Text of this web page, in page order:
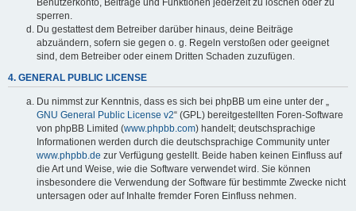
sperren.
Du gestattest dem Betreiber darüber hinaus, deine Beiträge
abzuändern, sofern sie gegen o. g. Regeln verstoßen oder geeignet
sind, dem Betreiber oder einem Dritten Schaden zuzufügen.
4. GENERAL PUBLIC LICENSE
Du nimmst zur Kenntnis, dass es sich bei phpBB um eine unter der „
GNU General Public License v2“ (GPL) bereitgestellten Foren-Software
von phpBB Limited (www.phpbb.com) handelt; deutschsprachige
Informationen werden durch die deutschsprachige Community unter
www.phpbb.de zur Verfügung gestellt. Beide haben keinen Einfluss auf
die Art und Weise, wie die Software verwendet wird. Sie können
insbesondere die Verwendung der Software für bestimmte Zwecke nicht
untersagen oder auf Inhalte fremder Foren Einfluss nehmen.